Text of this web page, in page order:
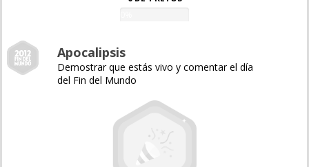
Apocalipsis
Demostrar que estás vivo y comentar el día
del Fin del Mundo